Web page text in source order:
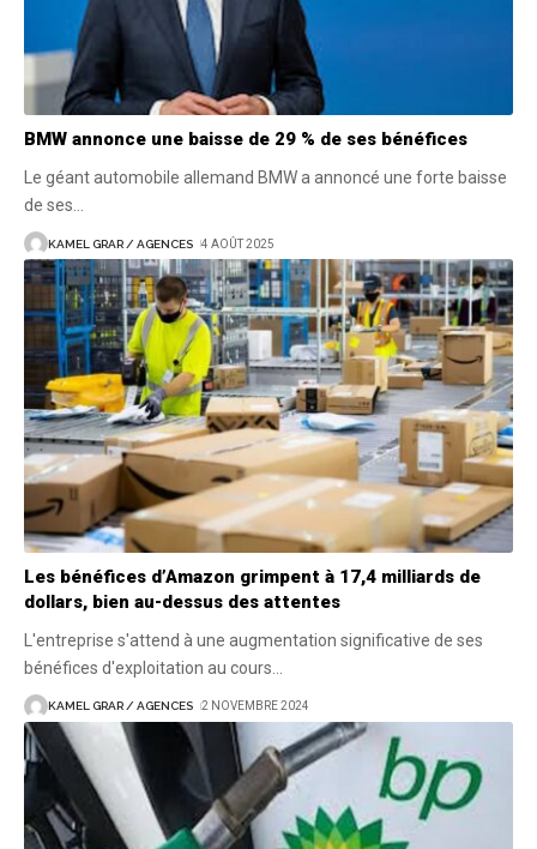
BMW annonce une baisse de 29 % de ses bénéfices
Le géant automobile allemand BMW a annoncé une forte baisse
de ses
KAMEL GRAR / AGENCES 4 AOÛT 2025
Les bénéfices d’Amazon grimpent à 17,4 milliards de
dollars, bien au-dessus des attentes
L'entreprise s'attend à une augmentation significative de ses
bénéfices d'exploitation au cours
KAMEL GRAR / AGENCES 2 NOVEMBRE 2024